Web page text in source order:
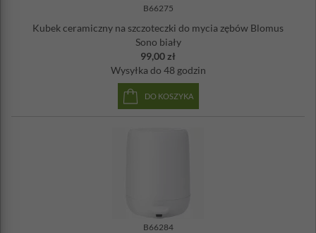
B66275
Kubek ceramiczny na szczoteczki do mycia zębów Blomus
Sono biały
99,00 zł
Wysyłka do 48 godzin
DO KOSZYKA
B66284